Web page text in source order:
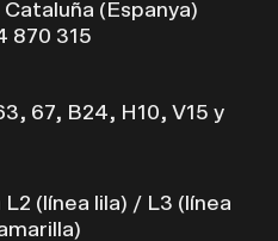
(Espanya)
870 315
67, B24, H10, V15 y
(línea lila) / L3 (línea